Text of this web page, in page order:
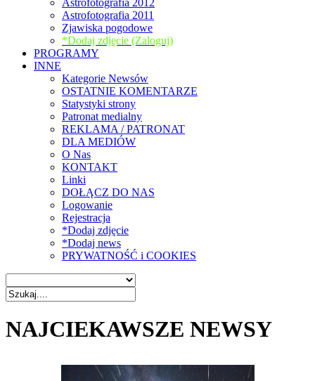
Astrofotografia 2012
Astrofotografia 2011
Zjawiska pogodowe
*Dodaj zdjęcie (Zaloguj)
PROGRAMY
INNE
Kategorie Newsów
OSTATNIE KOMENTARZE
Statystyki strony
Patronat medialny
REKLAMA / PATRONAT
DLA MEDIÓW
O Nas
KONTAKT
Linki
DOŁĄCZ DO NAS
Logowanie
Rejestracja
*Dodaj zdjęcie
*Dodaj news
PRYWATNOŚĆ i COOKIES
NAJCIEKAWSZE NEWSY